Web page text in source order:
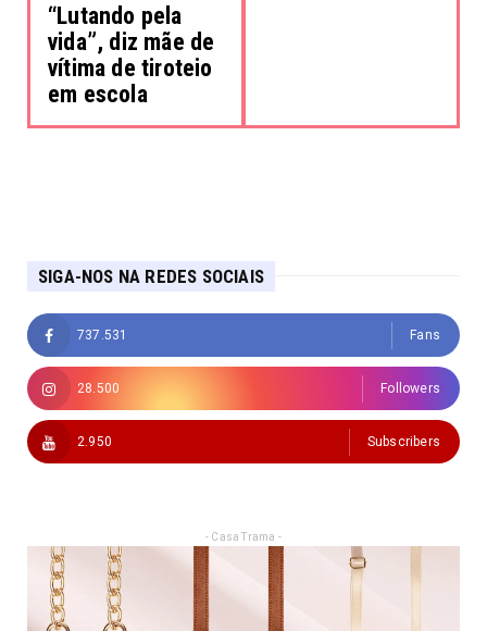
“Lutando pela
vida”, diz mãe de
vítima de tiroteio
em escola
SIGA-NOS NA REDES SOCIAIS
737.531 Fans
28.500 Followers
2.950 Subscribers
- Casa Trama -